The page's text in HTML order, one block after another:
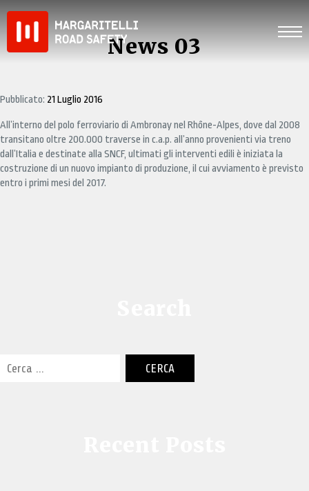
content
News 03
Pubblicato: 21 Luglio 2016
All’interno del polo ferroviario di Ambronay nel Rhône-Alpes, dove dal 2008
transitano oltre 200.000 traverse in c.a.p. all’anno provenienti via treno
dall’Italia e destinate alla SNCF, ultimati gli interventi edili è iniziata la
costruzione di un nuovo impianto di produzione, il cui avviamento è previsto
entro i primi mesi del 2017.
per: